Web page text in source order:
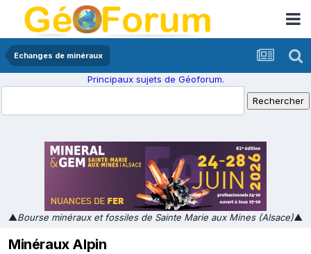
Echanges de minéraux
Principaux sujets de Géoforum.
▲Bourse minéraux et fossiles de Sainte Marie aux Mines (Alsace)▲
Minéraux Alpin